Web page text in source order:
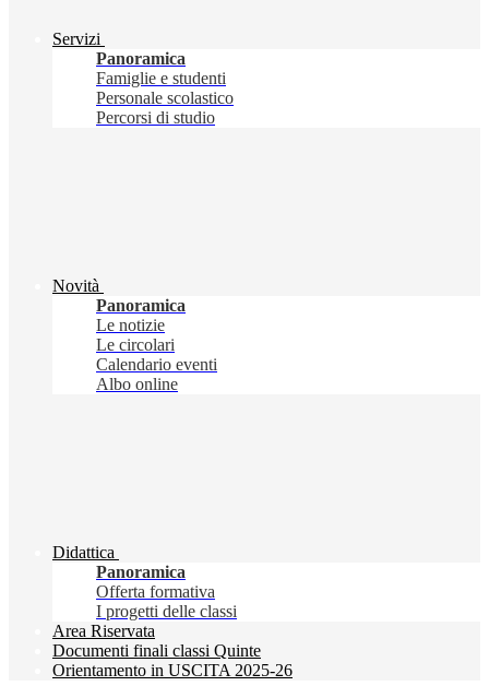
Servizi
Panoramica
Famiglie e studenti
Personale scolastico
Percorsi di studio
Novità
Panoramica
Le notizie
Le circolari
Calendario eventi
Albo online
Didattica
Panoramica
Offerta formativa
I progetti delle classi
Area Riservata
Documenti finali classi Quinte
Orientamento in USCITA 2025-26